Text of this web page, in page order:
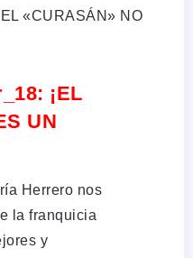
¡EL
UN
Herrero nos
la franquicia
y